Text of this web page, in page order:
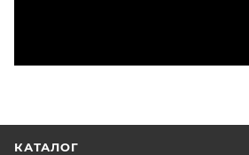
КАТАЛОГ